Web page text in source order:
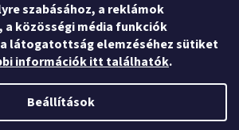
szabásához, a reklámok
közösségi média funkciók
látogatottság elemzéséhez sütiket
információk itt találhatók.
Beállítások